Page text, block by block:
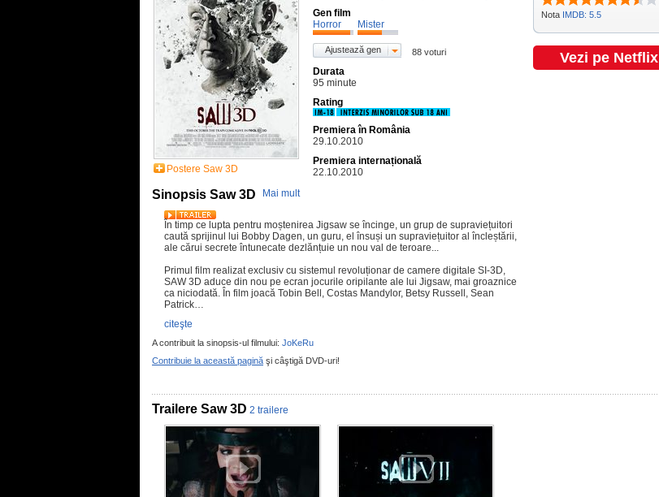
Postere Saw 3D
Gen film
Horror
Mister
Ajustează gen 88 voturi
Durata
95 minute
Rating
Premiera în România
29.10.2010
Premiera internațională
22.10.2010
Sinopsis Saw 3D Mai mult
În timp ce lupta pentru moștenirea Jigsaw se încinge, un grup de supraviețuitori
caută sprijinul lui Bobby Dagen, un guru, el însuși un supraviețuitor al încleștării,
ale cărui secrete întunecate dezlănțuie un nou val de teroare...
Primul film realizat exclusiv cu sistemul revoluționar de camere digitale SI-3D,
SAW 3D aduce din nou pe ecran jocurile oripilante ale lui Jigsaw, mai groaznice
ca niciodată. În film joacă Tobin Bell, Costas Mandylor, Betsy Russell, Sean
Patrick…
citeşte
A contribuit la sinopsis-ul filmului: JoKeRu
Contribuie la această pagină şi câştigă DVD-uri!
Nota IMDB: 5.5
Vezi pe Netflix
Trailere Saw 3D 2 trailere